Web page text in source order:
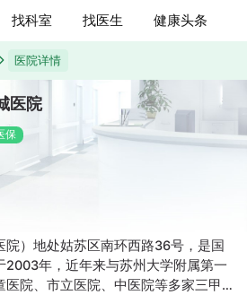
找科室 找医生 健康头条
医院详情
医院
保
）地处姑苏区南环西路36号，是国
2003年，近年来与苏州大学附属第一
医院、市立医院、中医院等多家三甲